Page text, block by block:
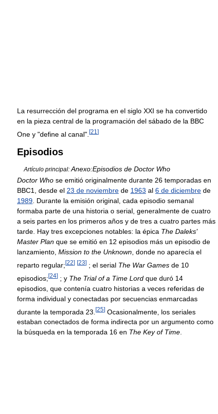
La resurrección del programa en el siglo XXI se ha convertido
en la pieza central de la programación del sábado de la BBC
One y "define al canal". [21 ]
Episodios
Artículo principal: Anexo:Episodios de Doctor Who
Doctor Who se emitió originalmente durante 26 temporadas en
BBC1, desde el 23 de noviembre de 1963 al 6 de diciembre de
1989. Durante la emisión original, cada episodio semanal
formaba parte de una historia o serial, generalmente de cuatro
a seis partes en los primeros años y de tres a cuatro partes más
tarde. Hay tres excepciones notables: la épica The Daleks'
Master Plan que se emitió en 12 episodios más un episodio de
lanzamiento, Mission to the Unknown, donde no aparecía el
reparto regular; [22] [23] ; el serial The War Games de 10
episodios;[24] ; y The Trial of a Time Lord que duró 14
episodios, que contenía cuatro historias a veces referidas de
forma individual y conectadas por secuencias enmarcadas
durante la temporada 23. [25] Ocasionalmente, los seriales
estaban conectados de forma indirecta por un argumento como
la búsqueda en la temporada 16 en The Key of Time